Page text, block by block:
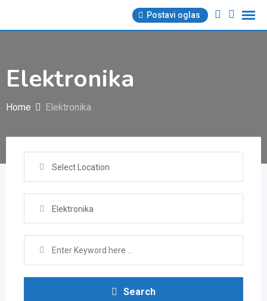
Postavi oglas
Elektronika
Home Elektronika
Select Location
Elektronika
Search